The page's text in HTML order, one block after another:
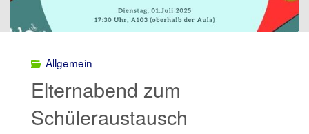
Allgemein
Elternabend zum
Schüleraustausch